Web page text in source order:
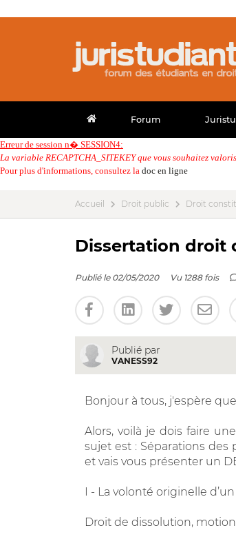
Forum
Erreur de session n� SESSION4:
La variable RECAPTCHA_SITEKEY que vous souhaitez
Pour plus d'informations, consultez la doc en ligne
Accueil Droit public Droit
Dissertation droit
Publié le 02/05/2020 Vu 1288 fois
Publié par
VANESS92
Bonjour à tous, j'espère
Alors, voilà je dois faire
sujet est : Séparations
et vais vous présenter un
I - La volonté originelle
Droit de dissolution,